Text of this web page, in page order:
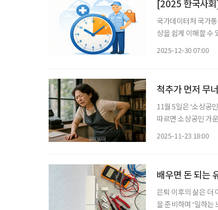
국가데이터처 국가
상을 쉽게 이해할
2025-12-30 07:00
척추가 먼저 무
11월 5일은 ‘소상공
따르면 소상공인 가
2025-11-23 18:00
배우면 돈 되는
은퇴 이후의 삶은 더
을 준비하며 ‘일하는